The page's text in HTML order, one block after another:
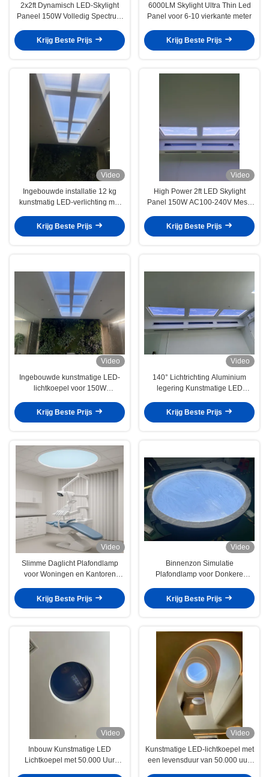
2x2ft Dynamisch LED-Skylight
Paneel 150W Volledig Spectrum
Afstandsbediening Klaar
Krijg Beste Prijs
6000LM Skylight Ultra Thin Led
Panel voor 6-10 vierkante meter
Krijg Beste Prijs
Video
Ingebouwde installatie 12 kg
kunstmatig LED-verlichting met
commerciële LED-verlichting
Krijg Beste Prijs
Video
High Power 2ft LED Skylight
Panel 150W AC100-240V Mesh
Tot Zonsondergang Effecten
Krijg Beste Prijs
Video
Ingebouwde kunstmatige LED-
lichtkoepel voor 150W
ingebouwde installatiemethode
Krijg Beste Prijs
Video
140° Lichtrichting Aluminium
legering Kunstmatige LED
Wit
Krijg Beste Prijs
Video
Slimme Daglicht Plafondlamp
voor Woningen en Kantoren
lichtkoepel
Krijg Beste Prijs
Video
Binnenzon Simulatie
Plafondlamp voor Donkere
daglichtverlichting
Krijg Beste Prijs
Video
Inbouw Kunstmatige LED
Lichtkoepel met 50.000 Uur
Video
Kunstmatige LED-lichtkoepel met
een levensduur van 50.000 uur,